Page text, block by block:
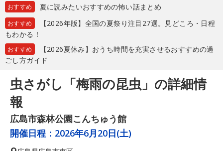
おすすめ 夏に読みたいおすすめの怖い話まとめ
おすすめ
【2026年版】全国の夏祭り注目27選。見どころ・日程
もわかる！
おすすめ
【2026夏休み】おうち時間を充実させるおすすめの過
ごし方ガイド
虫さがし「梅雨の昆虫」の詳細情
報
広島市森林公園こんちゅう館
開催日程： 2026年6月20日(土)